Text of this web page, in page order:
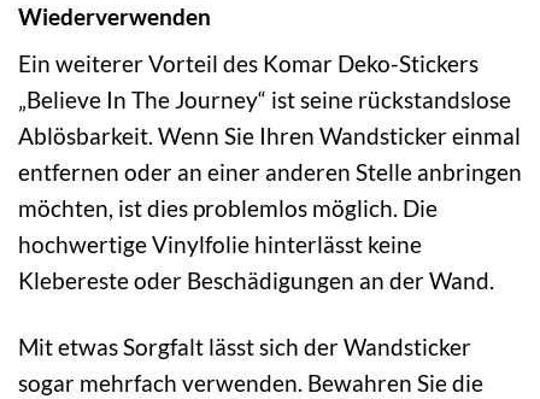
Wiederverwenden
Ein weiterer Vorteil des Komar Deko-Stickers
„Believe In The Journey“ ist seine rückstandslose
Ablösbarkeit. Wenn Sie Ihren Wandsticker einmal
entfernen oder an einer anderen Stelle anbringen
möchten, ist dies problemlos möglich. Die
hochwertige Vinylfolie hinterlässt keine
Klebereste oder Beschädigungen an der Wand.
Mit etwas Sorgfalt lässt sich der Wandsticker
sogar mehrfach verwenden. Bewahren Sie die